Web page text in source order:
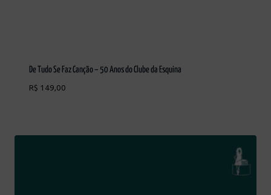
De Tudo Se Faz Canção – 50 Anos do Clube da Esquina
R$ 149,00